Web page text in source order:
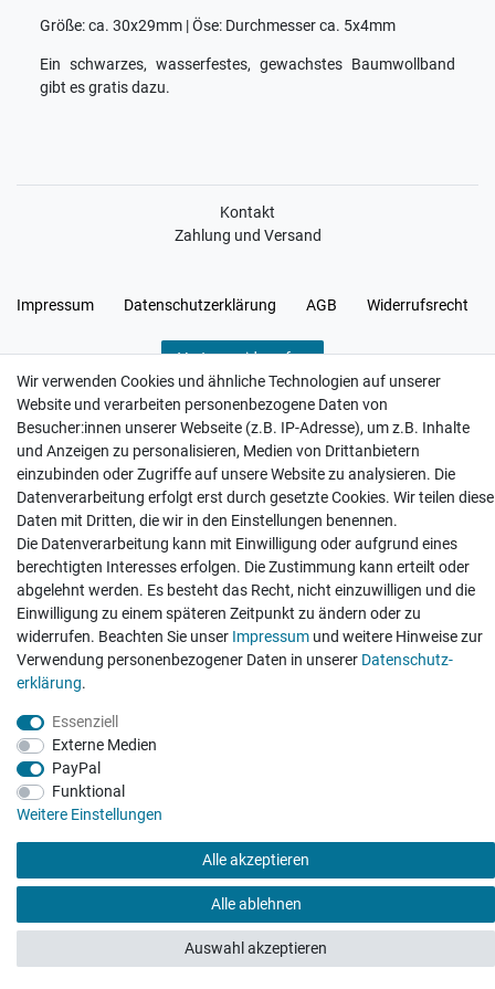
Größe: ca. 30x29mm | Öse: Durchmesser ca. 5x4mm
Ein schwarzes, wasserfestes, gewachstes Baumwollband
gibt es gratis dazu.
Kontakt
Zahlung und Versand
Impressum Daten­schutz­erklärung AGB Widerrufs­recht
Vertrag widerrufen
Hatte etwas bestellt was fehlerhaft versendet
wurde. Mein Anliegen habe ich mitgeteilt und sofort
Er...
Datum der Veröffentlichung: 17.07.2026
Datum der Kauferfahrung: 10.07.2026
Wir verwenden Cookies und ähnliche Technologien auf unserer
Website und verarbeiten personenbezogene Daten von
Besucher:innen unserer Webseite (z.B. IP-Adresse), um z.B. Inhalte
und Anzeigen zu personalisieren, Medien von Drittanbietern
einzubinden oder Zugriffe auf unsere Website zu analysieren. Die
Datenverarbeitung erfolgt erst durch gesetzte Cookies. Wir teilen diese
Daten mit Dritten, die wir in den Einstellungen benennen.
Die Datenverarbeitung kann mit Einwilligung oder aufgrund eines
berechtigten Interesses erfolgen. Die Zustimmung kann erteilt oder
abgelehnt werden. Es besteht das Recht, nicht einzuwilligen und die
Einwilligung zu einem späteren Zeitpunkt zu ändern oder zu
widerrufen. Beachten Sie unser Impressum und weitere Hinweise zur
Verwendung personenbezogener Daten in unserer Daten­schutz­
erklärung.
Essenziell
Externe Medien
PayPal
Funktional
Weitere Einstellungen
Alle akzeptieren
Alle ablehnen
Auswahl akzeptieren